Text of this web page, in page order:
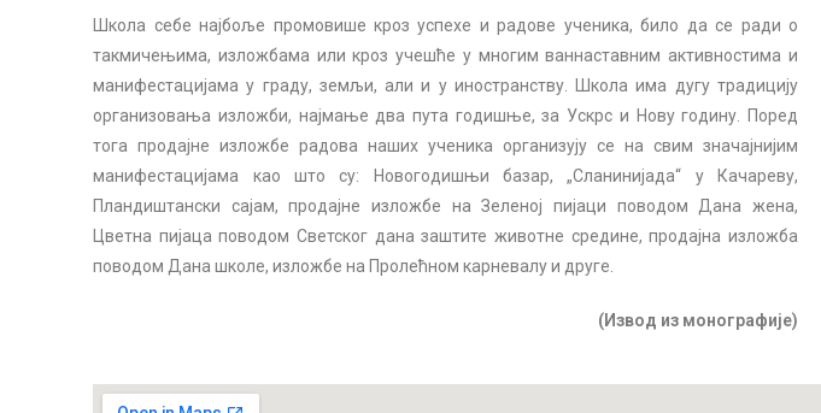
Школа себе најбоље промовише кроз успехе и радове ученика, било да се ради о
такмичењима, изложбама или кроз учешће у многим ваннаставним активностима и
манифестацијама у граду, земљи, али и у иностранству. Школа има дугу традицију
организовања изложби, најмање два пута годишње, за Ускрс и Нову годину. Поред
тога продајне изложбе радова наших ученика организују се на свим значајнијим
манифестацијама као што су: Новогодишњи базар, „Сланинијада“ у Качареву,
Пландиштански сајам, продајне изложбе на Зеленоj пијаци поводом Дана жена,
Цветна пијаца поводом Светског дана заштите животне средине, продајна изложба
поводом Дана школе, изложбе на Пролећном карневалу и друге.
(Извод из монографије)